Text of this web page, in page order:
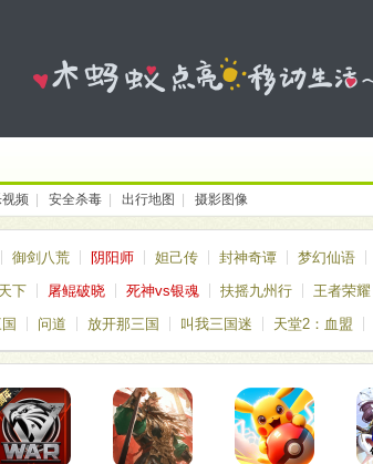
频 安全杀毒 出行地图 摄影图像
御剑八荒 阴阳师 妲己传 封神奇谭 梦幻仙语
下 屠鲲破晓 死神vs银魂 扶摇九州行 王者荣耀
问道 放开那三国 叫我三国迷 天堂2：血盟